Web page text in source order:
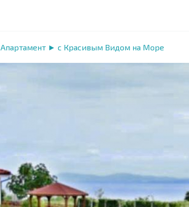
Апартамент ► с Красивым Видом на Море